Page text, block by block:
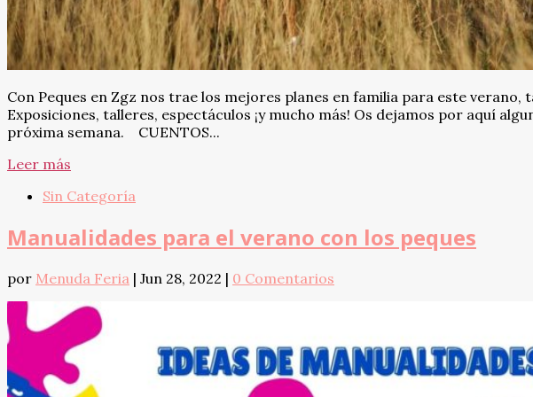
Con Peques en Zgz nos trae los mejores planes en familia para este
Exposiciones, talleres, espectáculos ¡y mucho más! Os dejamos por aquí
próxima semana. CUENTOS...
Leer más
Sin Categoría
Manualidades para el verano con los peques
por Menuda Feria | Jun 28, 2022 | 0 Comentarios